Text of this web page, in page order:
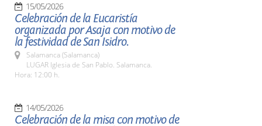
15/05/2026
Celebración de la Eucaristía
organizada por Asaja con motivo de
la festividad de San Isidro.
Salamanca (Salamanca)
LUGAR Iglesia de San Pablo. Salamanca.
Hora: 12:00 h.
14/05/2026
Celebración de la misa con motivo de